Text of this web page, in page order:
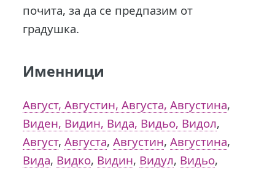
почита, за да се предпазим от
градушка.
Именници
Август, Августин, Августа, Августина,
Виден, Видин, Вида, Видьо, Видол,
Август,Августа,Августин,Августина,
Вида, Видко, Видин, Видул, Видьо,